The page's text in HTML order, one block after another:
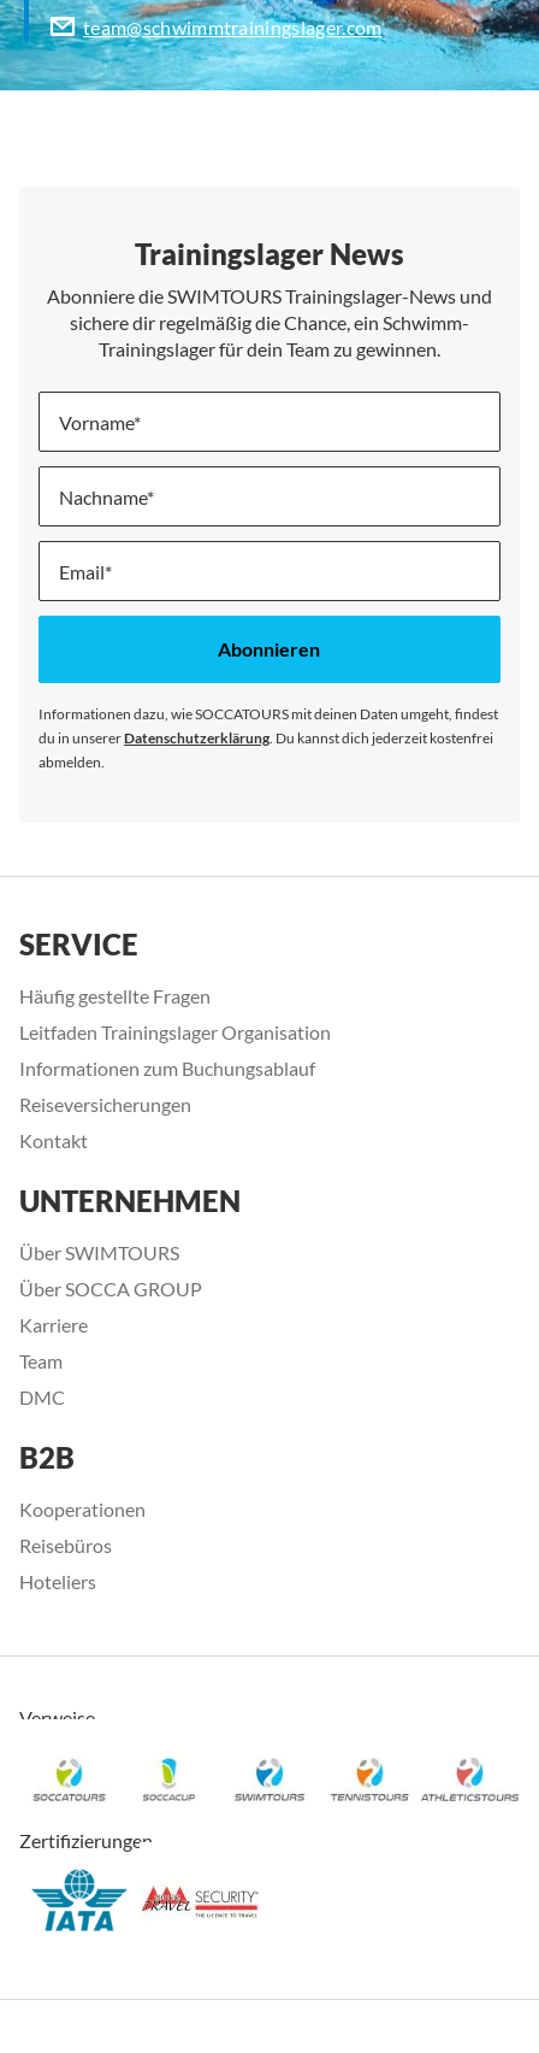
team@schwimmtrainingslager.com
Trainingslager News
Abonniere die SWIMTOURS Trainingslager-News und
sichere dir regelmäßig die Chance, ein Schwimm-
Trainingslager für dein Team zu gewinnen.
Vorname
Nachname
Melde
für
Abonnieren
Informationen dazu, wie SOCCATOURS mit deinen Daten umgeht, findest
du in unsererDatenschutzerklärung. Du kannst dich jederzeit kostenfrei
abmelden.
SERVICE
Häufig gestellte Fragen
Leitfaden Trainingslager Organisation
Informationen zum Buchungsablauf
Reiseversicherungen
Kontakt
UNTERNEHMEN
Über SWIMTOURS
Über SOCCA GROUP
Karriere
Team
DMC
B2B
Kooperationen
Reisebüros
Hoteliers
Verweise
Zertifizierungen